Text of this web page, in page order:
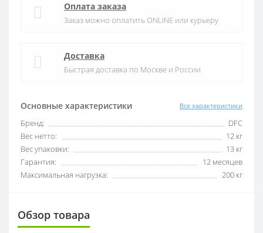
Основные характеристики Все характеристики
Бренд:
DFC
Вес нетто:
12 кг
Вес упаковки:
13 кг
Гарантия:
12 месяцев
Максимальная нагрузка:
200 кг
Оплата заказа
Заказ можно оплатить ONLINE или курьеру
Доставка
Быстрая доставка по Москве и России
Обзор товара